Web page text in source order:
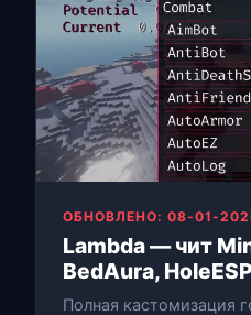
ОБНОВЛЕНО: 08-01-
Lambda — чит
BedAura,
Полная кастомизация